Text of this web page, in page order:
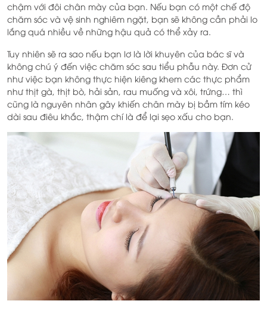
chậm với đôi chân mày của bạn. Nếu bạn có một chế độ
chăm sóc và vệ sinh nghiêm ngặt, bạn sẽ không cần phải lo
lắng quá nhiều về những hậu quả có thể xảy ra.
Tuy nhiên sẽ ra sao nếu bạn lơ là lời khuyên của bác sĩ và
không chú ý đến việc chăm sóc sau tiểu phẫu này. Đơn cử
như việc bạn không thực hiện kiêng khem các thực phẩm
như thịt gà, thịt bò, hải sản, rau muống và xôi, trứng… thì
cũng là nguyên nhân gây khiến chân mày bị bầm tím kéo
dài sau điêu khắc, thậm chí là để lại sẹo xấu cho bạn.